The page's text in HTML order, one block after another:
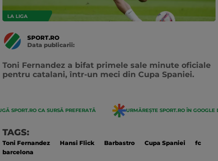
LA LIGA
SPORT.RO
Data publicarii:
Toni Fernandez a bifat primele sale minute oficiale
pentru catalani, într-un meci din Cupa Spaniei.
SPORT.RO CA SURSĂ PREFERATĂ URMĂREȘTE SPORT.RO ÎN GOOGLE
TAGS:
Toni Fernandez Hansi Flick Barbastro Cupa Spaniei
fc
barcelona